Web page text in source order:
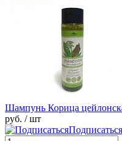
Шампунь Корица
руб. / шт
Подписаться